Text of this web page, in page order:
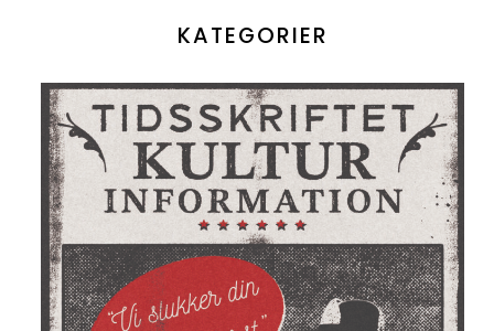
KATEGORIER